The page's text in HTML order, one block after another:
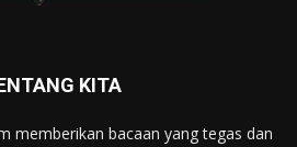
KITA
memberikan bacaan yang tegas dan